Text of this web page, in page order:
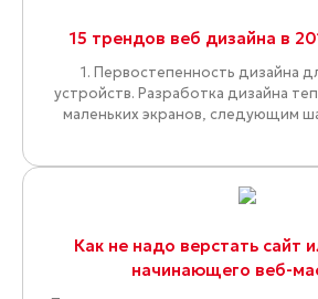
15 трендов веб дизайна в
1. Первостепенность дизайна
устройств. Разработка дизайна
маленьких экранов, следующим
Как не надо верстать сайт
начинающего веб-